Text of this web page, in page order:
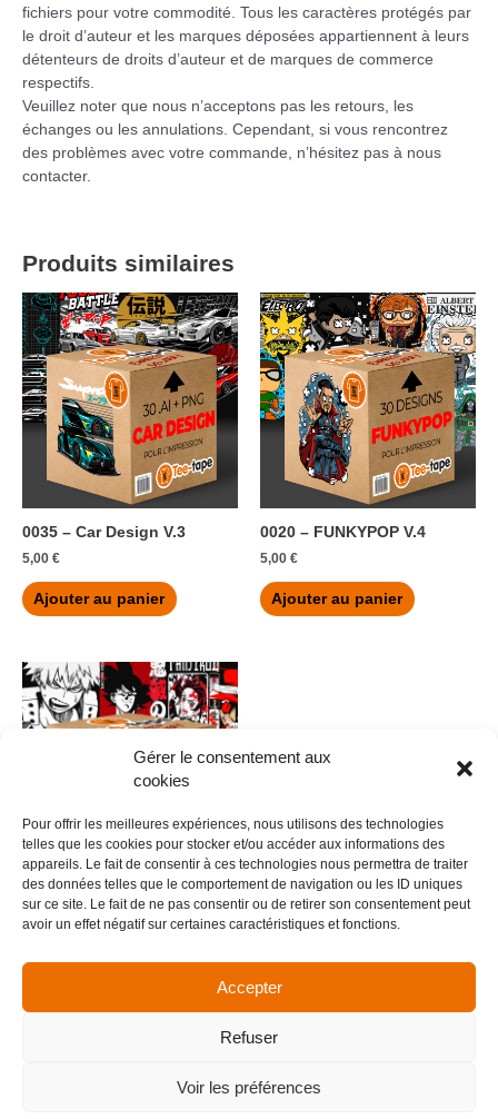
Gérer le consentement aux
cookies
Pour offrir les meilleures expériences, nous utilisons des technologies
telles que les cookies pour stocker et/ou accéder aux informations des
appareils. Le fait de consentir à ces technologies nous permettra de traiter
des données telles que le comportement de navigation ou les ID uniques
sur ce site. Le fait de ne pas consentir ou de retirer son consentement peut
avoir un effet négatif sur certaines caractéristiques et fonctions.
Accepter
Refuser
Voir les préférences
fichiers pour votre commodité. Tous les caractères protégés par
le droit d’auteur et les marques déposées appartiennent à leurs
détenteurs de droits d’auteur et de marques de commerce
respectifs.
Veuillez noter que nous n’acceptons pas les retours, les
échanges ou les annulations. Cependant, si vous rencontrez
des problèmes avec votre commande, n’hésitez pas à nous
contacter.
Produits similaires
0035 – Car Design V.3
5,00 €
Ajouter au panier
0020 – FUNKYPOP V.4
5,00 €
Ajouter au panier
0010 – Anime V.9
5,00 €
Ajouter au panier
Menu